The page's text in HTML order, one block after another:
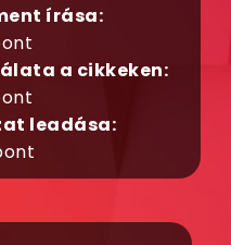
írása:
a cikkeken:
leadása: